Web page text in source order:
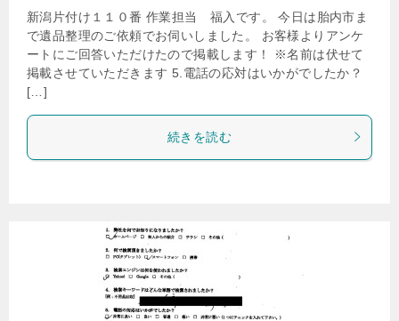
新潟片付け１１０番 作業担当 福入です。 今日は胎内市ま
で遺品整理のご依頼でお伺いしました。 お客様よりアンケ
ートにご回答いただけたので掲載します！ ※名前は伏せて
掲載させていただきます 5.電話の応対はいかがでしたか？
[…]
続きを読む